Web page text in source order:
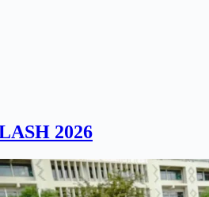
2026